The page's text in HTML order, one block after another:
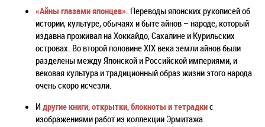
«Айны глазами японцев». Переводы японских рукописей об
истории, культуре, обычаях и быте айнов – народе, который
издавна проживал на Хоккайдо, Сахалине и Курильских
островах. Во второй половине XIX века земли айнов были
разделены между Японской и Российской империями, и
вековая культура и традиционный образ жизни этого народа
очень скоро исчезли.
И другие книги, открытки, блокноты и тетрадкис
изображениями работ из коллекции Эрмитажа.